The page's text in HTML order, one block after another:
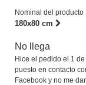
Nominal del producto
180x80 cm
No llega
Hice el pedido el 1
puesto en contacto
Facebook y no me